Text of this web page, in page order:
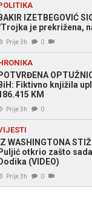
IZETBEGOVIĆ
je prekrižena,
Prije 3h 0
Fiktivno knjižila
KM
Prije 3h 0
WASHINGTONA
otkrio zašto
(VIDEO)
Prije 3h 0